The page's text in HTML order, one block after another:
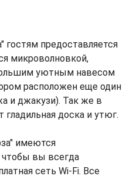
гостям предоставляется
микроволновкой,
уютным навесом
расположен еще один
и джакузи). Так же в
доска и утюг.
имеются
чтобы вы всегда
сеть Wi-Fi. Все